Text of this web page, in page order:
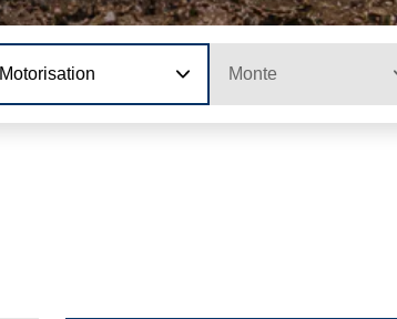
Motorisation Monte